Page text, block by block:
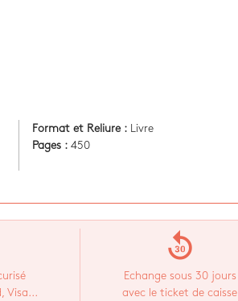
Format et Reliure :
Livre
Pages : 450
Visa...
replay_30
Echange sous 30 jours
avec le ticket de caisse